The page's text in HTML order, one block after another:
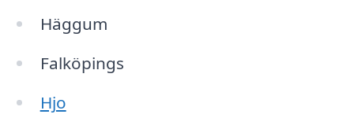
Häggum
Falköpings
Hjo